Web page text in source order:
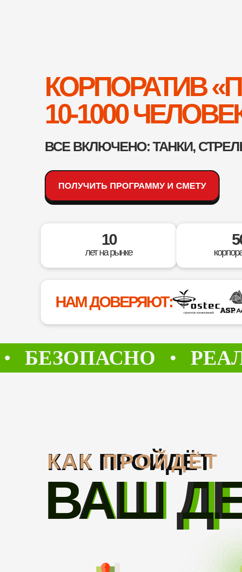
ВСЕ ВКЛЮЧЕНО: ТАНКИ,
КОРПОРАТИВ
10-1000
ПОЛУЧИТЬ ПРОГРАММУ И СМЕТУ
10
лет на рынке
НАМ ДОВЕРЯЮТ:
ВАШ
ВАШ
КАК ПРОЙДЁТ
КАК ПРОЙДЁТ